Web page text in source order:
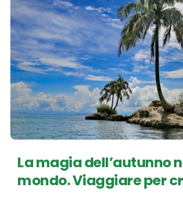
La magia dell’autunno
mondo. Viaggiare per